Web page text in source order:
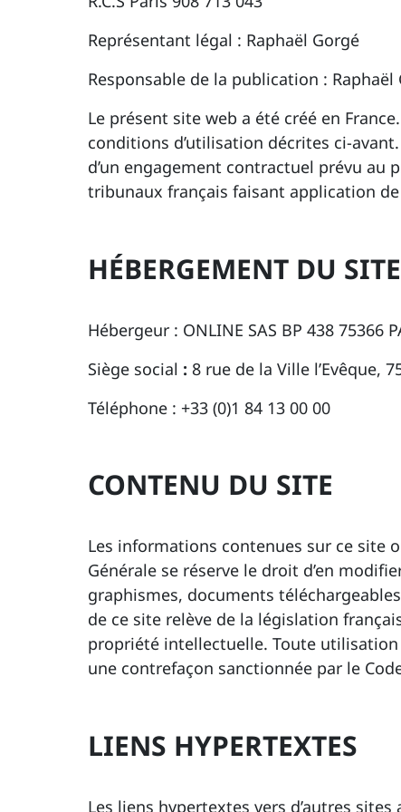
Représentant légal : Raphaël Gorgé
Responsable de la publication : Raphaël
Le présent site web a été créé en
conditions d’utilisation décrites ci-
d’un engagement contractuel prévu au
tribunaux français faisant application
HÉBERGEMENT DU SITE
Hébergeur : ONLINE SAS BP 438 75366
Siège social : 8 rue de la Ville l’Evêque,
Téléphone : +33 (0)1 84 13 00 00
CONTENU DU SITE
Les informations contenues sur ce site
Générale se réserve le droit d’en
graphismes, documents
de ce site relève de la législation
propriété intellectuelle. Toute
une contrefaçon sanctionnée par le
LIENS HYPERTEXTES
Les liens hypertextes vers d’autres